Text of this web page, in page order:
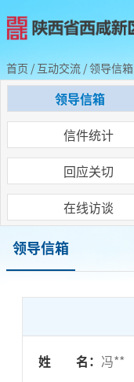
首页 / 互动交流 /领导信箱
领导信箱
信件统计
回应关切
在线访谈
领导信箱
姓 名： 冯**